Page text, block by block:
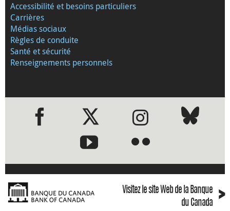
Accessibilité et besoins particuliers
Carrières
Médias sociaux
Règles de conduite
Santé et sécurité
Renseignements personnels
●●
Visitez le site Web de la Banque
du Canada
›